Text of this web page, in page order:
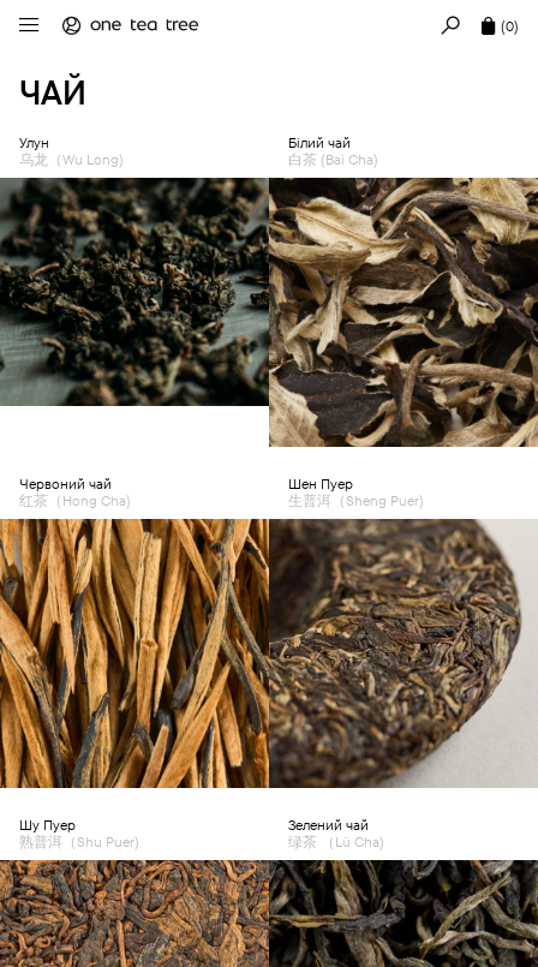
(0)
ЧАЙ
Улун
乌龙（Wu Long)
Білий чай
白茶 (Bai Cha)
Червоний чай
红茶（Hong Cha)
Шен Пуер
生普洱（Sheng Puer)
Шу Пуер
熟普洱（Shu Puer)
Зелений чай
绿茶 （Lü Cha)